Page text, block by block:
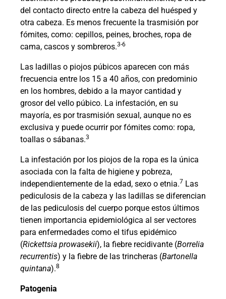
del contacto directo entre la cabeza del huésped y
otra cabeza. Es menos frecuente la trasmisión por
fómites, como: cepillos, peines, broches, ropa de
cama, cascos y sombreros.3-6
Las ladillas o piojos púbicos aparecen con más
frecuencia entre los 15 a 40 años, con predominio
en los hombres, debido a la mayor cantidad y
grosor del vello púbico. La infestación, en su
mayoría, es por trasmisión sexual, aunque no es
exclusiva y puede ocurrir por fómites como: ropa,
toallas o sábanas.3
La infestación por los piojos de la ropa es la única
asociada con la falta de higiene y pobreza,
independientemente de la edad, sexo o etnia.7 Las
pediculosis de la cabeza y las ladillas se diferencian
de las pediculosis del cuerpo porque estos últimos
tienen importancia epidemiológica al ser vectores
para enfermedades como el tifus epidémico
(Rickettsia prowasekii), la fiebre recidivante (Borrelia
recurrentis) y la fiebre de las trincheras (Bartonella
quintana).8
Patogenia